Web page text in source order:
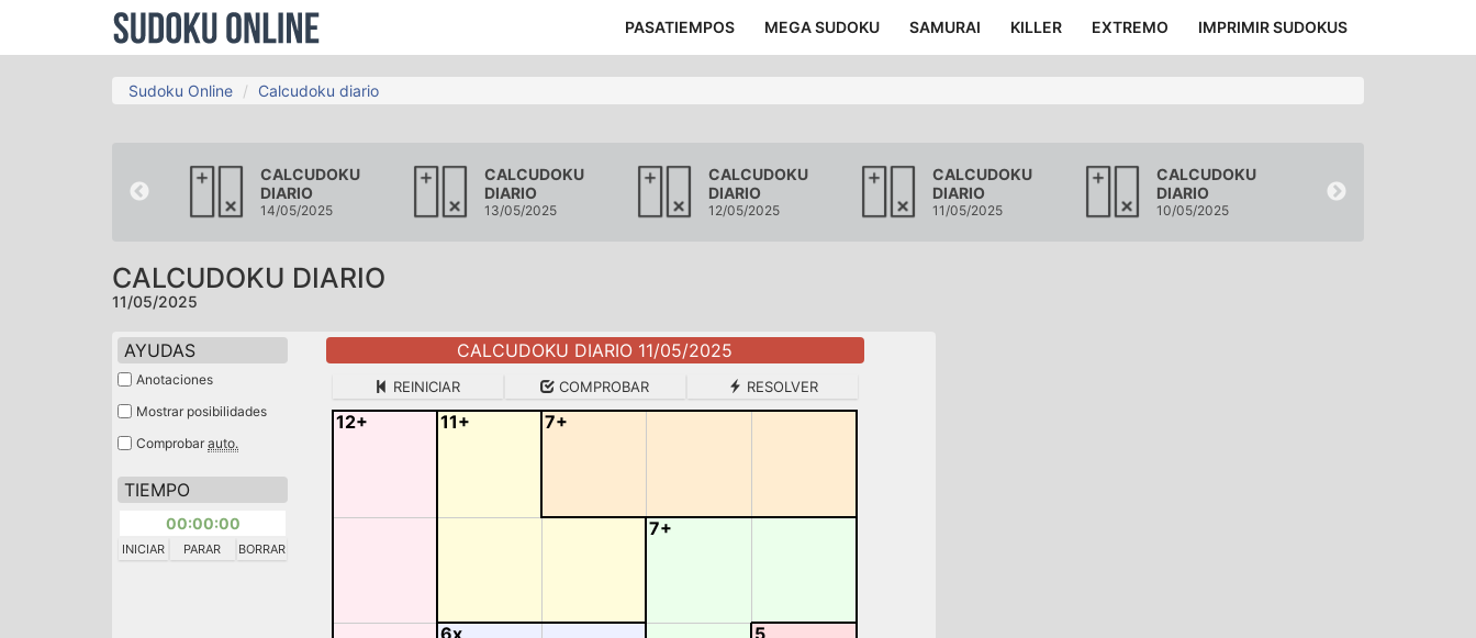
PASATIEMPOS MEGA SUDOKU SAMURAI KILLER EXTREMO IMPRIMIR SUDOKUS
Sudoku Online Calcudoku diario
CALCUDOKU
DIARIO
14/05/2025
CALCUDOKU
DIARIO
13/05/2025
CALCUDOKU
DIARIO
12/05/2025
CALCUDOKU
DIARIO
11/05/2025
CALCUDOKU
DIARIO
10/05/2025
CALCUDOKU DIARIO
11/05/2025
CALCUDOKU DIARIO 11/05/2025
REINICIAR COMPROBAR RESOLVER
12+ 11+ 7+
7+
6x 5
AYUDAS
Anotaciones
Mostrar posibilidades
Comprobar auto.
TIEMPO
00:00:00
INICIAR PARAR BORRAR